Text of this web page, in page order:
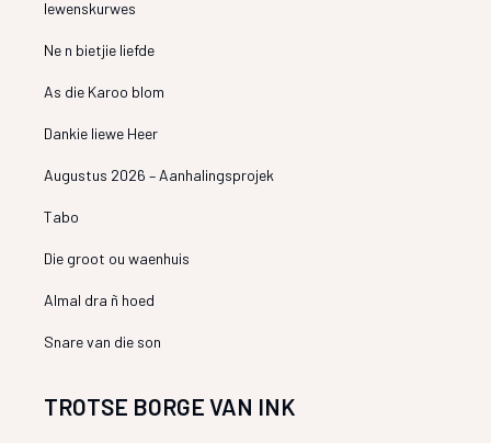
lewenskurwes
Ne n bietjie liefde
As die Karoo blom
Dankie liewe Heer
Augustus 2026 – Aanhalingsprojek
Tabo
Die groot ou waenhuis
Almal dra ñ hoed
Snare van die son
TROTSE BORGE VAN INK